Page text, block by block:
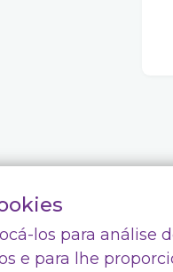
- PR, Brasil
Política de
Notícias
los para análise
e para lhe